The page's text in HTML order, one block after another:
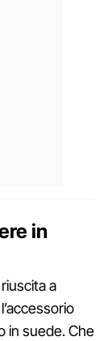
in
a
in suede. Che